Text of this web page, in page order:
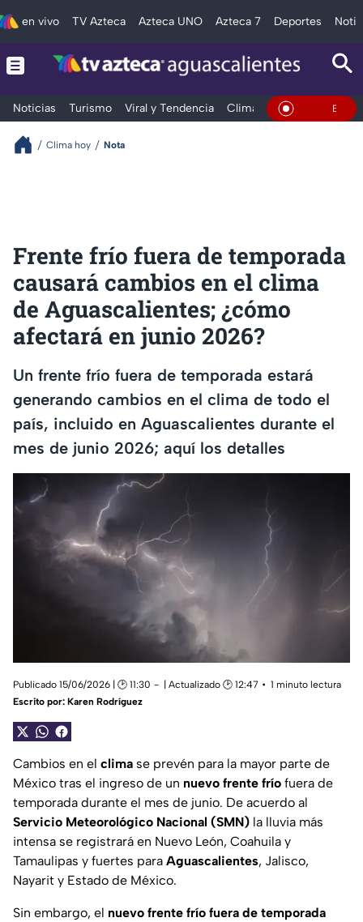
en vivo TV Azteca Azteca UNO Azteca 7 Deportes
Noticias Turismo Viral y Tendencia Clima Deportes En Vivo
Clima hoy Nota
Frente frío fuera de temporada
causará cambios en el clima
de Aguascalientes; ¿cómo
afectará en junio 2026?
Un frente frío fuera de temporada estará
generando cambios en el clima de todo el
país, incluido en Aguascalientes durante el
mes de junio 2026; aquí los detalles
Publicado 15/06/2026 | 🕑 11:30 | Actualizado 🕑 12:47
1 minuto lectura
Escrito por: Karen Rodríguez
Cambios en el clima se prevén para la mayor parte de
México tras el ingreso de un nuevo frente frío fuera de
temporada durante el mes de junio. De acuerdo al
Servicio Meteorológico Nacional (SMN) la lluvia más
intensa se registrará en Nuevo León, Coahuila y
Tamaulipas y fuertes para Aguascalientes, Jalisco,
Nayarit y Estado de México.
Sin embargo, el nuevo frente frío fuera de temporada